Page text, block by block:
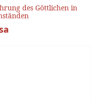
des Göttlichen in